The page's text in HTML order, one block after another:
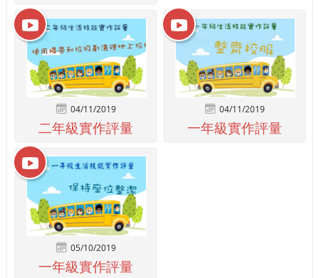
04/11/2019
二年級實作評量
04/11/2019
一年級實作評量
05/10/2019
一年級實作評量